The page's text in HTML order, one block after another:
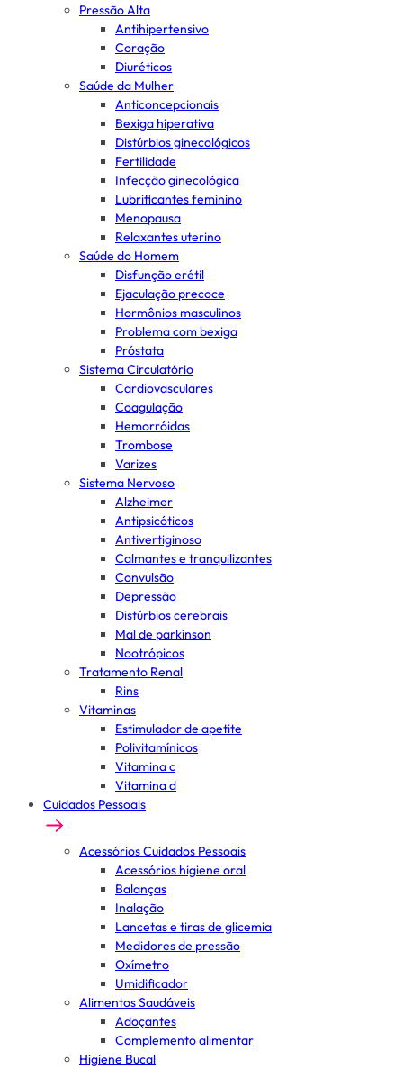
Pressão Alta
Antihipertensivo
Coração
Diuréticos
Saúde da Mulher
Anticoncepcionais
Bexiga hiperativa
Distúrbios ginecológicos
Fertilidade
Infecção ginecológica
Lubrificantes feminino
Menopausa
Relaxantes uterino
Saúde do Homem
Disfunção erétil
Ejaculação precoce
Hormônios masculinos
Problema com bexiga
Próstata
Sistema Circulatório
Cardiovasculares
Coagulação
Hemorróidas
Trombose
Varizes
Sistema Nervoso
Alzheimer
Antipsicóticos
Antivertiginoso
Calmantes e tranquilizantes
Convulsão
Depressão
Distúrbios cerebrais
Mal de parkinson
Nootrópicos
Tratamento Renal
Rins
Vitaminas
Estimulador de apetite
Polivitamínicos
Vitamina c
Vitamina d
Cuidados Pessoais
Acessórios Cuidados Pessoais
Acessórios higiene oral
Balanças
Inalação
Lancetas e tiras de glicemia
Medidores de pressão
Oxímetro
Umidificador
Alimentos Saudáveis
Adoçantes
Complemento alimentar
Higiene Bucal